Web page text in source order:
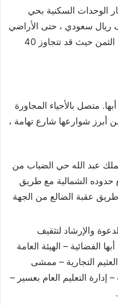
الوحدات السكنية بحي
ما يقارب 20 ألف ريال سعودي ، حتى الأراضي
المعروضة للإيجار باهظة الثمن حيث قد تتجاوز 40
متصل بالأحياء المجاورة
أبرز شوارعها شارع تهامة ،
عبد الله حي الضباب من
حدوده الشمالية مع طريق
عقبة الضالع من الجهة
والإرشاد لتثقيف
الفضائية – الهيئة العامة
التجارية – ممشى
التعليم العام بعسير –